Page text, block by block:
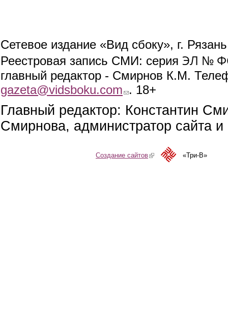
Сетевое издание «Вид сбоку», г.
Реестровая запись СМИ: серия ЭЛ №
главный редактор - Смирнов К.М.
gazeta@vidsboku.com (link sends e-mail)
. 18+
Главный редактор: Константин
Смирнова, администратор сайта
Создание сайтов(link is external)«Три-В»